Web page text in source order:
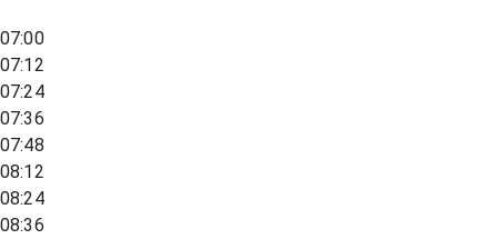
07:00
07:12
07:24
07:36
07:48
08:12
08:24
08:36